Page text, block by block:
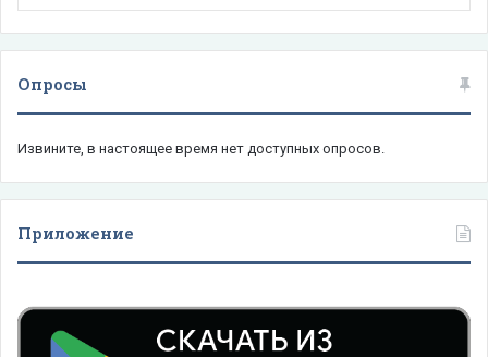
Опросы
Извините, в настоящее время нет доступных опросов.
Приложение